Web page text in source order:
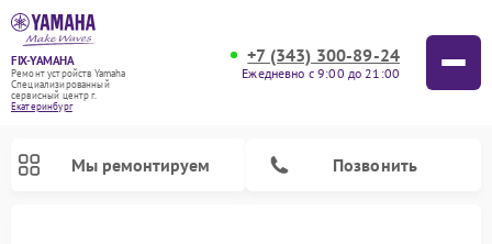
FIX-YAMAHA
Ремонт устройств Yamaha
Специализированный
cервисный центр г.
Екатеринбург
+7 (343) 300-89-24
Ежедневно с 9:00 до 21:00
Мы ремонтируем Позвонить